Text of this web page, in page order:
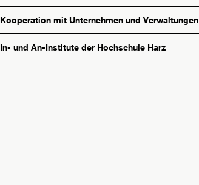
Kooperation mit Unternehmen und Verwaltungen
In- und An-Institute der Hochschule Harz